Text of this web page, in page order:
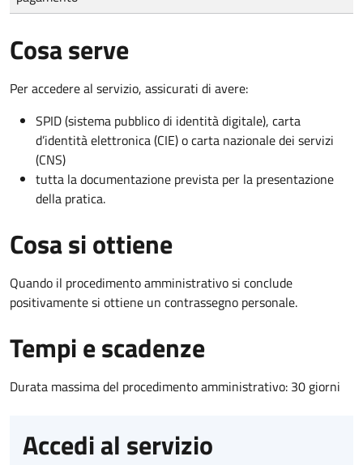
Cosa serve
Per accedere al servizio, assicurati di avere:
SPID (sistema pubblico di identità digitale), carta
d’identità elettronica (CIE) o carta nazionale dei servizi
(CNS)
tutta la documentazione prevista per la presentazione
della pratica.
Cosa si ottiene
Quando il procedimento amministrativo si conclude
positivamente si ottiene un contrassegno personale.
Tempi e scadenze
Durata massima del procedimento amministrativo: 30 giorni
Accedi al servizio